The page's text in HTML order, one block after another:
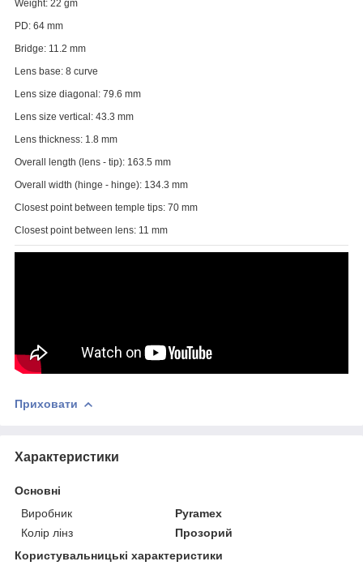
Weight: 22 gm
PD: 64 mm
Bridge: 11.2 mm
Lens base: 8 curve
Lens size diagonal: 79.6 mm
Lens size vertical: 43.3 mm
Lens thickness: 1.8 mm
Overall length (lens - tip): 163.5 mm
Overall width (hinge - hinge): 134.3 mm
Closest point between temple tips: 70 mm
Closest point between lens: 11 mm
Приховати
Характеристики
Основні
Виробник
Pyramex
Колір лінз
Прозорий
Користувальницькі характеристики